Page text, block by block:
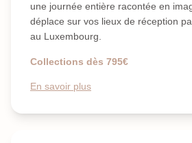
une journée entière racontée en
déplace sur vos lieux de réception
au Luxembourg.
Collections dès 795€
En savoir plus